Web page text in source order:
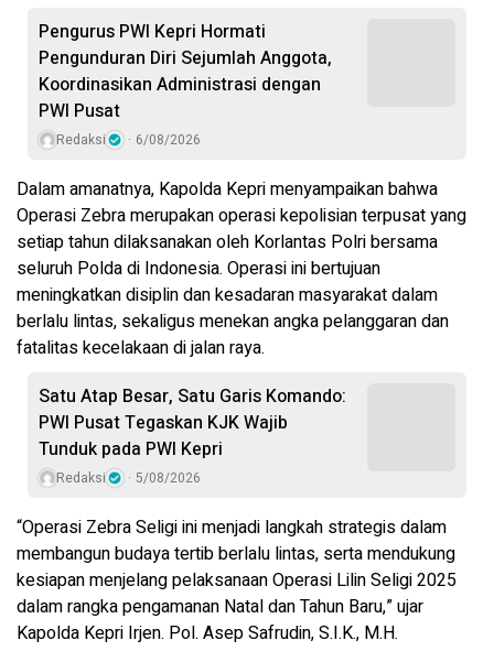
Pengurus PWI Kepri Hormati
Pengunduran Diri Sejumlah Anggota,
Koordinasikan Administrasi dengan
PWI Pusat
Redaksi 6/08/2026
Dalam amanatnya, Kapolda Kepri menyampaikan bahwa
Operasi Zebra merupakan operasi kepolisian terpusat yang
setiap tahun dilaksanakan oleh Korlantas Polri bersama
seluruh Polda di Indonesia. Operasi ini bertujuan
meningkatkan disiplin dan kesadaran masyarakat dalam
berlalu lintas, sekaligus menekan angka pelanggaran dan
fatalitas kecelakaan di jalan raya.
Satu Atap Besar, Satu Garis Komando:
PWI Pusat Tegaskan KJK Wajib
Tunduk pada PWI Kepri
Redaksi 5/08/2026
“Operasi Zebra Seligi ini menjadi langkah strategis dalam
membangun budaya tertib berlalu lintas, serta mendukung
kesiapan menjelang pelaksanaan Operasi Lilin Seligi 2025
dalam rangka pengamanan Natal dan Tahun Baru,” ujar
Kapolda Kepri Irjen. Pol. Asep Safrudin, S.I.K., M.H.